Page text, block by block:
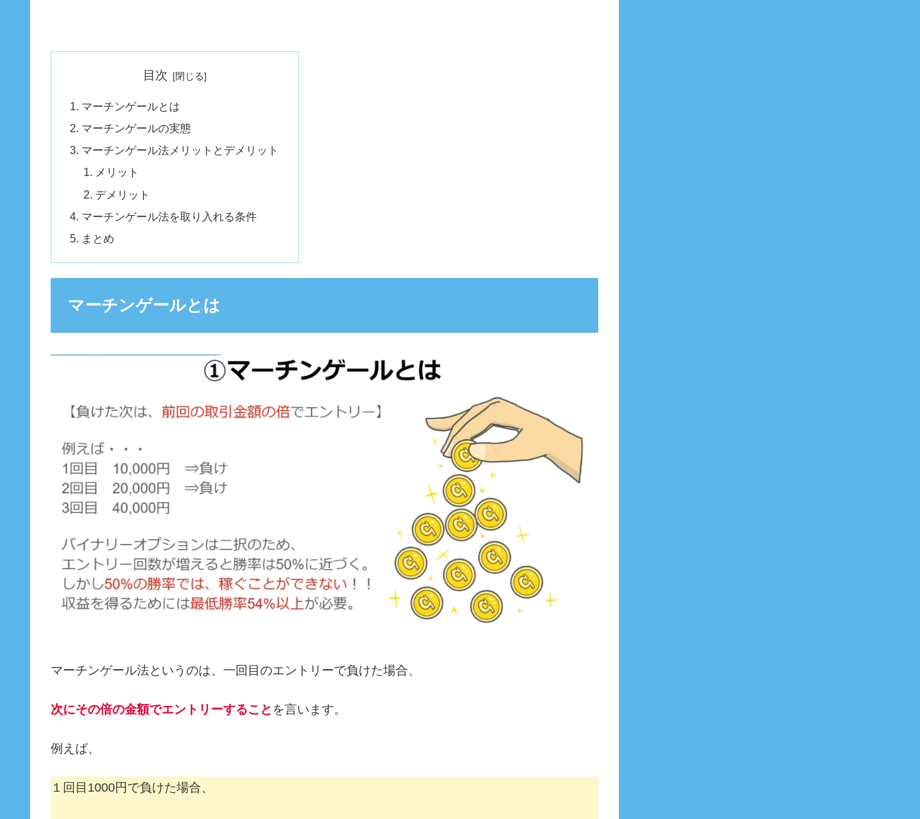
目次
マーチンゲールとは
マーチンゲールの実態
マーチンゲール法メリットとデメリット
メリット
デメリット
マーチンゲール法を取り入れる条件
まとめ
マーチンゲールとは
マーチンゲール法というのは、一回目のエントリーで負けた場合、
次にその倍の金額でエントリーすること を言います。
例えば、
１回目1000円で負けた場合、